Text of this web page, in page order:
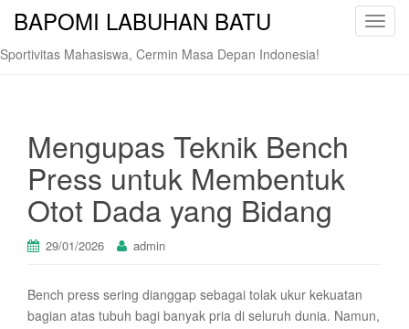
T
o
BAPOMI LABUHAN BATU
Sportivitas Mahasiswa, Cermin Masa Depan Indonesia!
Mengupas Teknik Bench
Press untuk Membentuk
Otot Dada yang Bidang
29/01/2026 admin
Bench press sering dianggap sebagai tolak ukur kekuatan
bagian atas tubuh bagi banyak pria di seluruh dunia. Namun,